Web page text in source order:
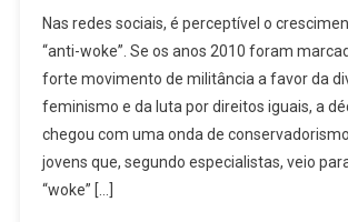
Que
A
Nova
Onda
De
Conservadorismo
Nas redes sociais, é perceptível o
“anti-woke”. Se os anos 2010 foram
forte movimento de militância a favor da
feminismo e da luta por direitos iguais, a
chegou com uma onda de
jovens que, segundo especialistas, veio
“woke” […]